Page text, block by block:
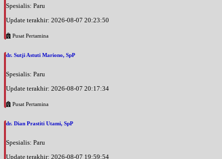
Spesialis: Paru
Update terakhir: 2026-08-07 20:23:50
Pusat Pertamina
dr. Sutji Astuti Mariono, SpP
Spesialis: Paru
Update terakhir: 2026-08-07 20:17:34
Pusat Pertamina
dr. Dian Prastiti Utami, SpP
Spesialis: Paru
Update terakhir: 2026-08-07 19:59:54